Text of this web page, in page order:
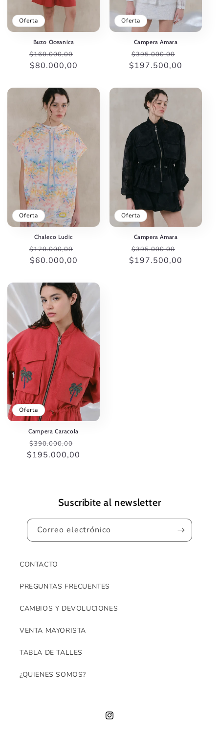
Oferta
Buzo Oceanica
Precio
habitual
$160.000,00
$80.000,00
Oferta
Campera Amara
Precio
habitual
$395.000,00
de
$197.500,00
Oferta
Chaleco Ludic
Precio
habitual
$120.000,00
$60.000,00
Oferta
Campera Amara
Precio
habitual
$395.000,00
de
$197.500,00
Oferta
Campera Caracola
Precio
habitual
$390.000,00
de
$195.000,00
Suscribite al newsletter
Correo electrónico
CONTACTO
PREGUNTAS FRECUENTES
CAMBIOS Y DEVOLUCIONES
VENTA MAYORISTA
TABLA DE TALLES
¿QUIENES SOMOS?
Instagram